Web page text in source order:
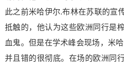
此之前米哈伊尔.布林在苏联的宣
抵触的，他认为这些欧洲同行是
血鬼。但是在学术峰会现场，米
并且错的很彻底。在场的欧洲同